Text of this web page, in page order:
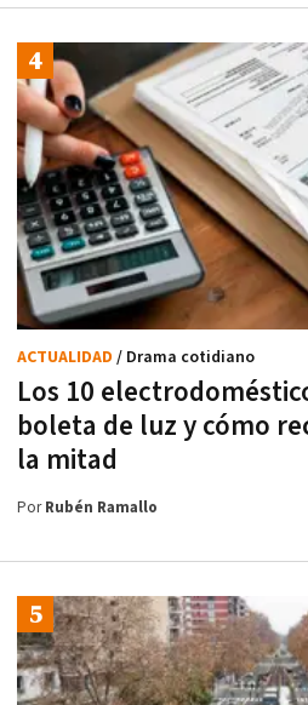
Los 10
boleta de luz y cómo
la mitad
ACTUALIDAD / Drama cotidiano
PorRubén Ramallo